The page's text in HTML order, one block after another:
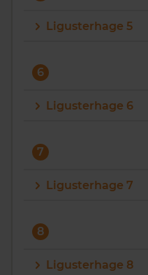
Ligusterhage 5
6
Ligusterhage 6
7
Ligusterhage 7
8
Ligusterhage 8